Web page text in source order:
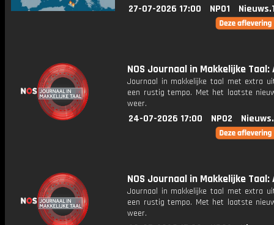
27-07-2026 17:00 NPO1
NOS Journaal in Makkelijke Taal:
Journaal in makkelijke taal met extra
een rustig tempo. Met het laatste
weer.
24-07-2026 17:00 NPO2
NOS Journaal in Makkelijke Taal:
Journaal in makkelijke taal met extra
een rustig tempo. Met het laatste
weer.